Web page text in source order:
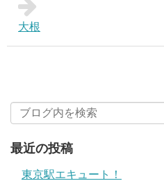
大根
最近の投稿
東京駅エキュート！